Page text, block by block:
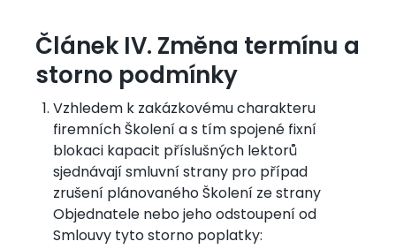
Článek IV. Změna termínu a
storno podmínky
Vzhledem k zakázkovému charakteru
firemních Školení a s tím spojené fixní
blokaci kapacit příslušných lektorů
sjednávají smluvní strany pro případ
zrušení plánovaného Školení ze strany
Objednatele nebo jeho odstoupení od
Smlouvy tyto storno poplatky: